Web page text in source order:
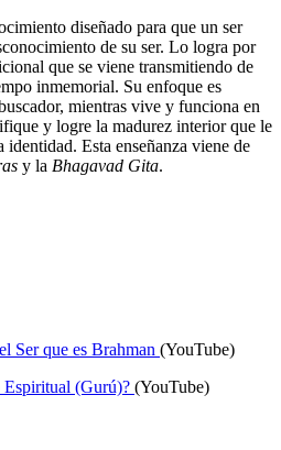
diseñado para que un ser
de su ser. Lo logra por
que se viene transmitiendo de
inmemorial. Su enfoque es
mientras vive y funciona en
y logre la madurez interior que le
Esta enseñanza viene de
y la Bhagavad Gita.
Ser que es Brahman (YouTube)
Espiritual (Gurú)? (YouTube)